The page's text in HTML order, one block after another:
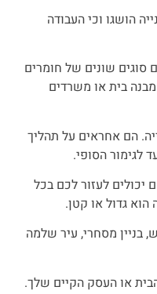
הושגו וכי העבודה
סוגים שונים של חומרים
בית או משרדים
הם אחראים על תהליך
לגימור הסופי.
יכולים לעזור לכם בכל
גדול או קטן.
בניין מסחרי, עיר שלמה
או העסק הקיים שלך.